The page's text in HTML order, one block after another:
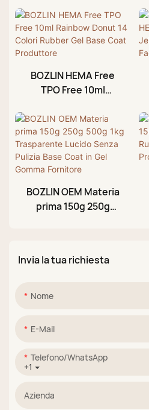
BOZLIN HEMA Free
TPO Free 10ml
Colori Rubber Gel
Base Coat
Produttore
BOZLIN OEM Materia
prima 150g 250g
Coat in Gel Gomma
Invia la tua richiesta
Nome
E-Mail
+1
Telefono/WhatsApp
Azienda